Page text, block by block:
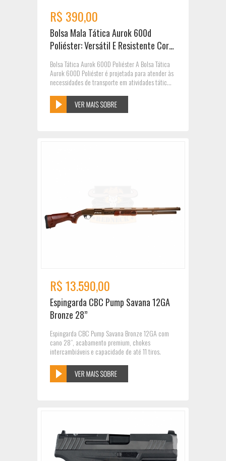
R$ 390,00
Bolsa Mala Tática Aurok 600d
Poliéster: Versátil E Resistente Cor
Bolsa Tática Aurok 600D Poliéster A Bolsa Tática
Aurok 600D Poliéster é projetada para atender às
necessidades de transporte em atividades tátic...
R$ 13.590,00
Espingarda CBC Pump Savana 12GA
Bronze 28”
Espingarda CBC Pump Savana Bronze 12GA com
cano 28”, acabamento premium, chokes
intercambiáveis e capacidade de até 11 tiros.